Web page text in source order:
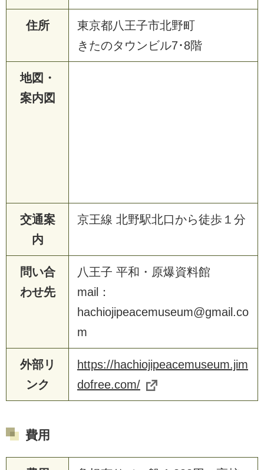
住所
東京都八王子市北野町
きたのタウンビル7･8階
地図・
案内図
交通案
内
京王線 北野駅北口から徒歩１分
問い合
わせ先
八王子 平和・原爆資料館
mail：
hachiojipeacemuseum@gmail.co
m
外部リ
ンク
https://hachiojipeacemuseum.jim
dofree.com/
費用